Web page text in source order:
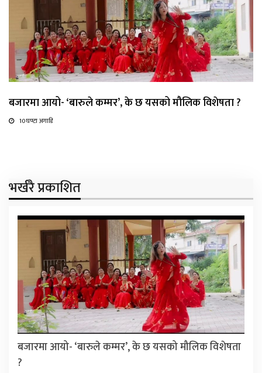
बजारमा आयो- ‘बारुले कम्मर’, के छ यसको मौलिक विशेषता ?
10 घण्टा अगाडि
भर्खरै प्रकाशित
बजारमा आयो- ‘बारुले कम्मर’, के छ यसको मौलिक विशेषता
?